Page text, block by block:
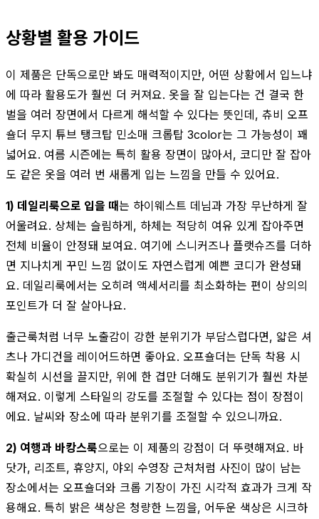
상황별 활용 가이드
이 제품은 단독으로만 봐도 매력적이지만, 어떤 상황에서 입느냐
에 따라 활용도가 훨씬 더 커져요. 옷을 잘 입는다는 건 결국 한
벌을 여러 장면에서 다르게 해석할 수 있다는 뜻인데, 츄비 오프
숄더 무지 튜브 탱크탑 민소매 크롭탑 3color는 그 가능성이 꽤
넓어요. 여름 시즌에는 특히 활용 장면이 많아서, 코디만 잘 잡아
도 같은 옷을 여러 번 새롭게 입는 느낌을 만들 수 있어요.
1) 데일리룩으로 입을 때는 하이웨스트 데님과 가장 무난하게 잘
어울려요. 상체는 슬림하게, 하체는 적당히 여유 있게 잡아주면
전체 비율이 안정돼 보여요. 여기에 스니커즈나 플랫슈즈를 더하
면 지나치게 꾸민 느낌 없이도 자연스럽게 예쁜 코디가 완성돼
요. 데일리룩에서는 오히려 액세서리를 최소화하는 편이 상의의
포인트가 더 잘 살아나요.
출근룩처럼 너무 노출감이 강한 분위기가 부담스럽다면, 얇은 셔
츠나 가디건을 레이어드하면 좋아요. 오프숄더는 단독 착용 시
확실히 시선을 끌지만, 위에 한 겹만 더해도 분위기가 훨씬 차분
해져요. 이렇게 스타일의 강도를 조절할 수 있다는 점이 장점이
에요. 날씨와 장소에 따라 분위기를 조절할 수 있으니까요.
2) 여행과 바캉스룩으로는 이 제품의 강점이 더 뚜렷해져요. 바
닷가, 리조트, 휴양지, 야외 수영장 근처처럼 사진이 많이 남는
장소에서는 오프숄더와 크롭 기장이 가진 시각적 효과가 크게 작
용해요. 특히 밝은 색상은 청량한 느낌을, 어두운 색상은 시크하